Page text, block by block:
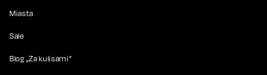
Miasta
Sale
Blog „Za kulisami”